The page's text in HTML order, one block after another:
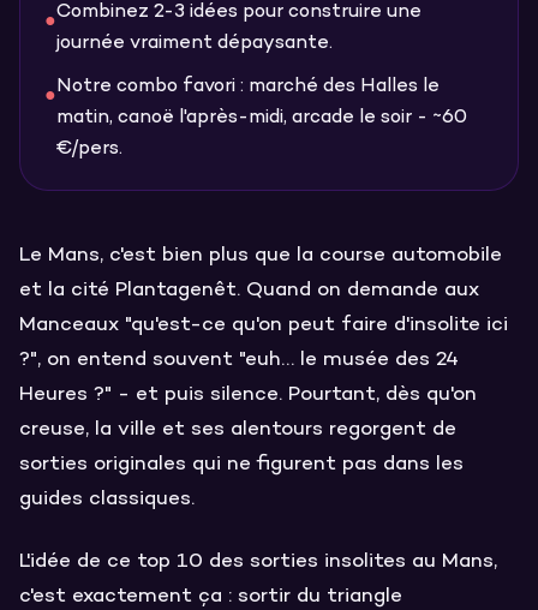
●Combinez 2-3 idées pour construire une
journée vraiment dépaysante.
●Notre combo favori : marché des Halles le
matin, canoë l'après-midi, arcade le soir - ~60
€/pers.
Le Mans, c'est bien plus que la course automobile
et la cité Plantagenêt. Quand on demande aux
Manceaux "qu'est-ce qu'on peut faire d'insolite ici
?", on entend souvent "euh… le musée des 24
Heures ?" - et puis silence. Pourtant, dès qu'on
creuse, la ville et ses alentours regorgent de
sorties originales qui ne figurent pas dans les
guides classiques.
L'idée de ce top 10 des sorties insolites au Mans,
c'est exactement ça : sortir du triangle